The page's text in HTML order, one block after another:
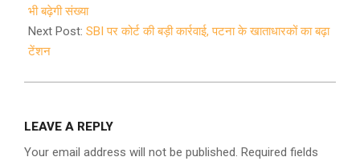
23
भी बढ़ेगी संख्या
Next Post: SBI पर कोर्ट की बड़ी कार्रवाई, पटना के खाताधारकों का बढ़ा
टेंशन
LEAVE A REPLY
Your email address will not be published. Required fields